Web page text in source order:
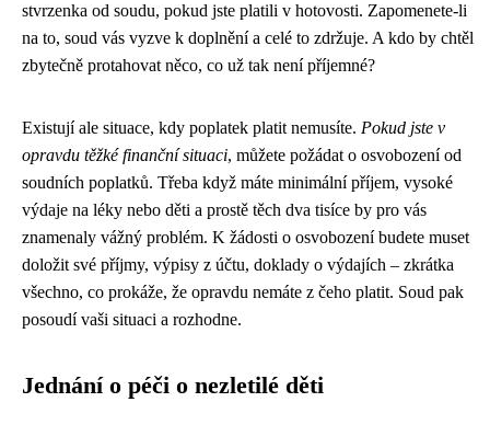
stvrzenka od soudu, pokud jste platili v hotovosti. Zapomenete-li
na to, soud vás vyzve k doplnění a celé to zdržuje. A kdo by chtěl
zbytečně protahovat něco, co už tak není příjemné?
Existují ale situace, kdy poplatek platit nemusíte. Pokud jste v
opravdu těžké finanční situaci, můžete požádat o osvobození od
soudních poplatků. Třeba když máte minimální příjem, vysoké
výdaje na léky nebo děti a prostě těch dva tisíce by pro vás
znamenaly vážný problém. K žádosti o osvobození budete muset
doložit své příjmy, výpisy z účtu, doklady o výdajích – zkrátka
všechno, co prokáže, že opravdu nemáte z čeho platit. Soud pak
posoudí vaši situaci a rozhodne.
Jednání o péči o nezletilé děti